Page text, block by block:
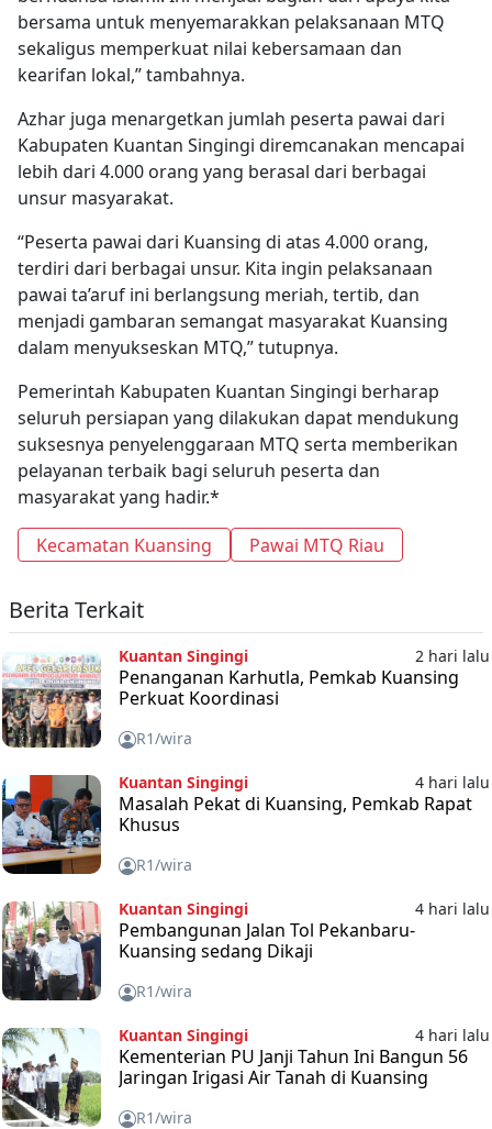
bersama untuk menyemarakkan pelaksanaan MTQ
sekaligus memperkuat nilai kebersamaan dan
kearifan lokal,” tambahnya.
Azhar juga menargetkan jumlah peserta pawai dari
Kabupaten Kuantan Singingi diremcanakan mencapai
lebih dari 4.000 orang yang berasal dari berbagai
unsur masyarakat.
“Peserta pawai dari Kuansing di atas 4.000 orang,
terdiri dari berbagai unsur. Kita ingin pelaksanaan
pawai ta’aruf ini berlangsung meriah, tertib, dan
menjadi gambaran semangat masyarakat Kuansing
dalam menyukseskan MTQ,” tutupnya.
Pemerintah Kabupaten Kuantan Singingi berharap
seluruh persiapan yang dilakukan dapat mendukung
suksesnya penyelenggaraan MTQ serta memberikan
pelayanan terbaik bagi seluruh peserta dan
masyarakat yang hadir.*
Kecamatan Kuansing
Pawai MTQ Riau
Berita Terkait
Kuantan Singingi 2 hari lalu
Penanganan Karhutla, Pemkab Kuansing
Perkuat Koordinasi
R1/wira
Kuantan Singingi 4 hari lalu
Masalah Pekat di Kuansing, Pemkab Rapat
Khusus
R1/wira
Kuantan Singingi 4 hari lalu
Pembangunan Jalan Tol Pekanbaru-
Kuansing sedang Dikaji
R1/wira
Kuantan Singingi 4 hari lalu
Kementerian PU Janji Tahun Ini Bangun 56
Jaringan Irigasi Air Tanah di Kuansing
R1/wira